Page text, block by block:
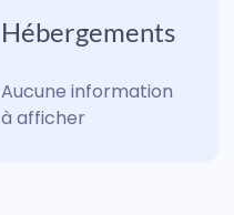
Hébergements
Aucune information
à afficher